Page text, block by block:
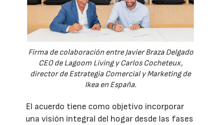
Firma de colaboración entre Javier Braza Delgado
CEO de Lagoom Living y Carlos Cocheteux,
director de Estrategia Comercial y Marketing de
Ikea en España.
El acuerdo tiene como objetivo incorporar
una visión integral del hogar desde las fases